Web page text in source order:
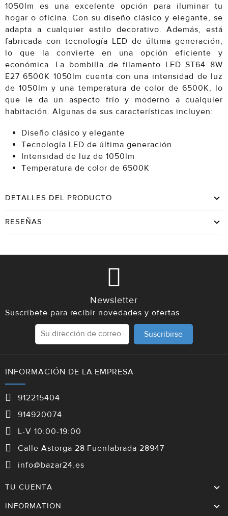
1050lm es una excelente opción para iluminar tu
hogar o oficina. Con su diseño clásico y elegante, se
adapta a cualquier estilo decorativo. Además, está
fabricada con tecnología LED de última generación,
lo que la convierte en una opción eficiente y
económica. La bombilla de filamento LED ST64 8W
E27 6500K 1050lm cuenta con una intensidad de luz
de 1050lm y una temperatura de color de 6500K, lo
que le da un aspecto frío y moderno a cualquier
habitación. Algunas de sus características incluyen:
Diseño clásico y elegante
Tecnología LED de última generación
Intensidad de luz de 1050lm
Temperatura de color de 6500K
DETALLES DEL PRODUCTO
RESEÑAS
Newsletter
Suscríbete para recibir novedades y ofertas
Suscribirse
INFORMACIÓN DE LA EMPRESA
912215404
914920074
L-V 10:00-19:00
Calle Astorga 28 Fuenlabrada 28947
info@bazar24.es
TU CUENTA
INFORMATION